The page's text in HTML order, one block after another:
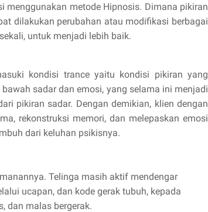
menggunakan metode Hipnosis. Dimana pikiran
dilakukan perubahan atau modifikasi berbagai
untuk menjadi lebih baik.
kondisi trance yaitu kondisi pikiran yang
sadar dan emosi, yang selama ini menjadi
pikiran sadar. Dengan demikian, klien dengan
rekonstruksi memori, dan melepaskan emosi
dari keluhan psikisnya.
Telinga masih aktif mendengar
ucapan, dan kode gerak tubuh, kepada
dan malas bergerak.